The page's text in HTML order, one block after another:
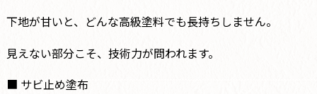
下地が甘いと、どんな高級塗料でも長持ちしません。
見えない部分こそ、技術力が問われます。
■ サビ止め塗布